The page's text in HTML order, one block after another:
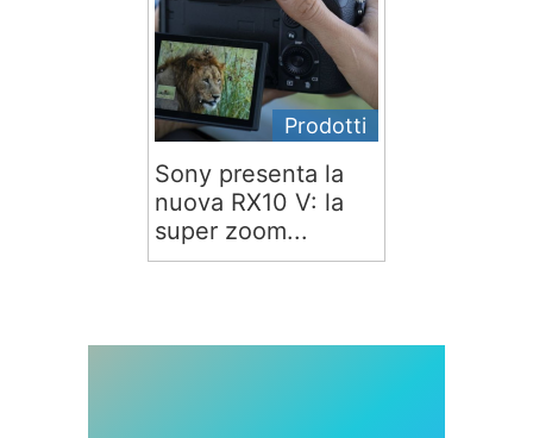
Prodotti
Sony presenta la
nuova RX10 V: la
super zoom...